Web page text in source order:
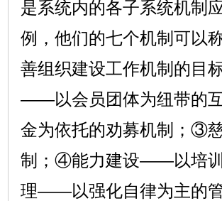
是系统内的各子系统机制
例，他们的七个机制可以
善组织建设工作机制的目
——以会员团体为纽带的
金为依托的劝募机制；③
制；④能力建设——以培
理——以强化自律为主的